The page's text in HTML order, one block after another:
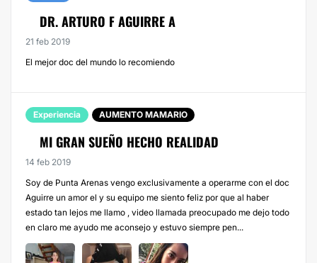
DR. ARTURO F AGUIRRE A
21 feb 2019
El mejor doc del mundo lo recomiendo
Experiencia AUMENTO MAMARIO
MI GRAN SUEÑO HECHO REALIDAD
14 feb 2019
Soy de Punta Arenas vengo exclusivamente a operarme con el doc
Aguirre un amor el y su equipo me siento feliz por que al haber
estado tan lejos me llamo , video llamada preocupado me dejo todo
en claro me ayudo me aconsejo y estuvo siempre pen...